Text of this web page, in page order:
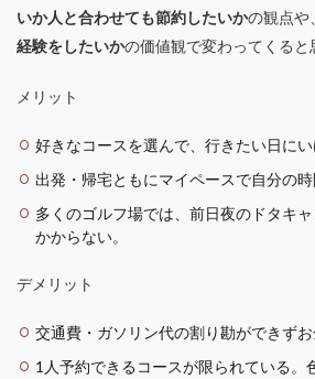
いか人と合わせても節約したいかの観点や、
経験をしたいかの価値観で変わってくると
メリット
好きなコースを選んで、行きたい日にい
出発・帰宅ともにマイペースで自分の時
多くのゴルフ場では、前日夜のドタキ
かからない。
デメリット
交通費・ガソリン代の割り勘ができずお
1人予約できるコースが限られている。